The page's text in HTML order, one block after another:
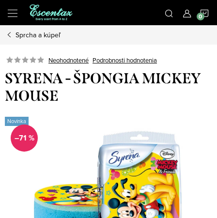
obsah
Sprcha a kúpeľ
Neohodnotené Podrobnosti hodnotenia
SYRENA - ŠPONGIA MICKEY
MOUSE
Novinka
–71 %